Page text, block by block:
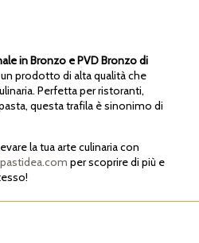
in Bronzo e PVD Bronzo di
prodotto di alta qualità che
Perfetta per ristoranti,
questa trafila è sinonimo di
la tua arte culinaria con
pastidea.com per scoprire di più e